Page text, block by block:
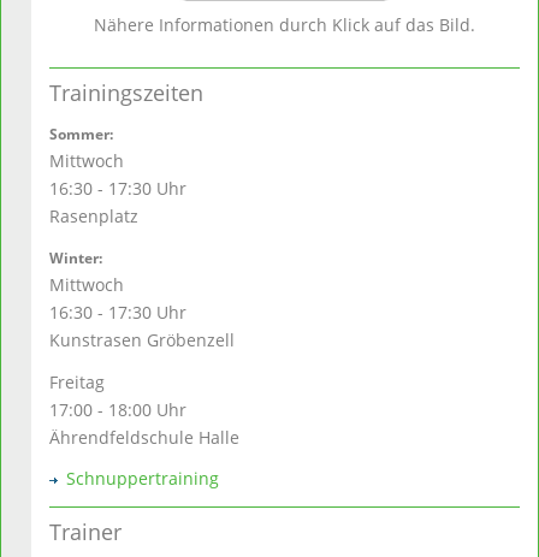
Nähere Informationen durch Klick auf das Bild.
Trainingszeiten
Sommer:
Mittwoch
16:30 - 17:30 Uhr
Rasenplatz
Winter:
Mittwoch
16:30 - 17:30 Uhr
Kunstrasen Gröbenzell
Freitag
17:00 - 18:00 Uhr
Ährendfeldschule Halle
Schnuppertraining
Trainer